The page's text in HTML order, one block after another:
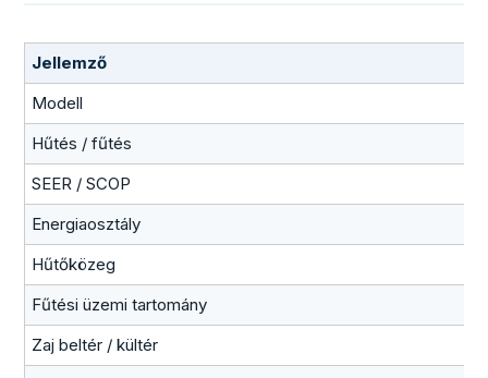
Jellemző
Modell
Hűtés / fűtés
SEER / SCOP
Energiaosztály
Hűtőközeg
Fűtési üzemi tartomány
Zaj beltér / kültér